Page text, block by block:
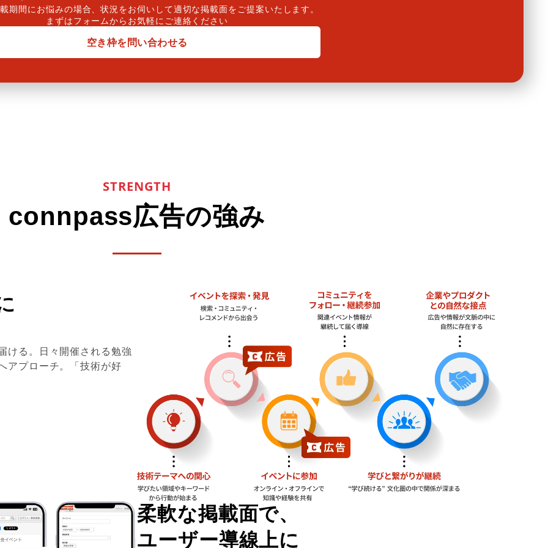
期間にお悩みの場合、状況をお伺いして適切な掲載面をご提案いたします。
まずはフォームからお気軽にご連絡ください
空き枠を問い合わせる
STRENGTH
connpass広告の強み
ける。日々開催される勉強
アプローチ。「技術が好
柔軟な掲載面で、
ユーザー導線上に